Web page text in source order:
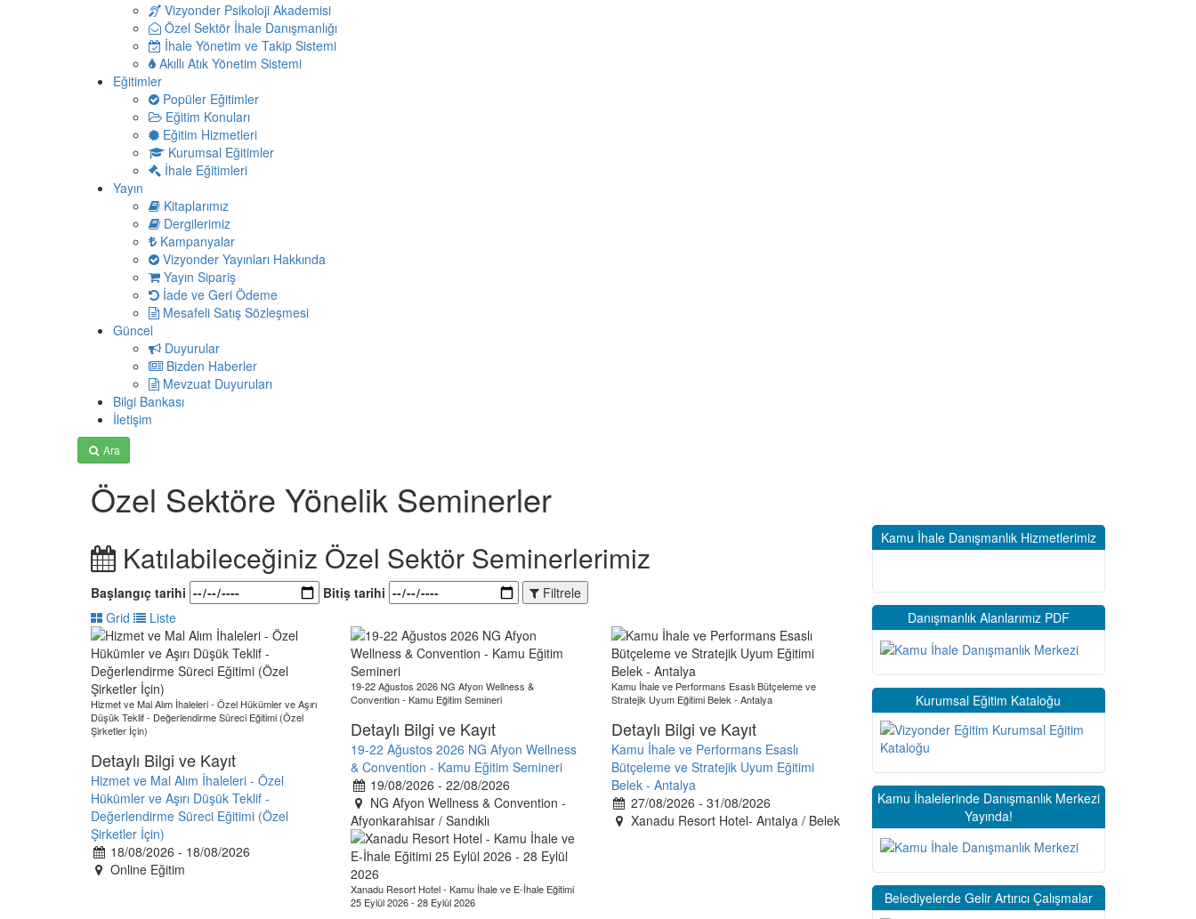
Vizyonder Psikoloji Akademisi
Özel Sektör İhale Danışmanlığı
İhale Yönetim ve Takip Sistemi
Akıllı Atık Yönetim Sistemi
Eğitimler
Popüler Eğitimler
Eğitim Konuları
Eğitim Hizmetleri
Kurumsal Eğitimler
İhale Eğitimleri
Yayın
Kitaplarımız
Dergilerimiz
Kampanyalar
Vizyonder Yayınları Hakkında
Yayın Sipariş
İade ve Geri Ödeme
Mesafeli Satış Sözleşmesi
Güncel
Duyurular
Bizden Haberler
Mevzuat Duyuruları
Bilgi Bankası
İletişim
Ara
Özel Sektöre Yönelik Seminerler
Katılabileceğiniz Özel Sektör Seminerlerimiz
Başlangıç tarihi Bitiş tarihi
Filtrele
Grid
Liste
Hizmet ve Mal Alım İhaleleri - Özel Hükümler ve Aşırı
Düşük Teklif - Değerlendirme Süreci Eğitimi (Özel
Şirketler İçin)
Detaylı Bilgi ve Kayıt
Hizmet ve Mal Alım İhaleleri - Özel
Hükümler ve Aşırı Düşük Teklif -
Değerlendirme Süreci Eğitimi (Özel
Şirketler İçin)
18/08/2026 - 18/08/2026
Online Eğitim
19-22 Ağustos 2026 NG Afyon Wellness &
Convention - Kamu Eğitim Semineri
Detaylı Bilgi ve Kayıt
19-22 Ağustos 2026 NG Afyon Wellness
& Convention - Kamu Eğitim Semineri
19/08/2026 - 22/08/2026
NG Afyon Wellness & Convention -
Afyonkarahisar / Sandıklı
Kamu İhale ve Performans Esaslı Bütçeleme ve
Stratejik Uyum Eğitimi Belek - Antalya
Detaylı Bilgi ve Kayıt
Kamu İhale ve Performans Esaslı
Bütçeleme ve Stratejik Uyum Eğitimi
Belek - Antalya
27/08/2026 - 31/08/2026
Xanadu Resort Hotel- Antalya / Belek
Xanadu Resort Hotel - Kamu İhale ve E-İhale Eğitimi
25 Eylül 2026 - 28 Eylül 2026
Kamu İhale Danışmanlık Hizmetlerimiz
Danışmanlık Alanlarımız PDF
Kurumsal Eğitim Kataloğu
Kamu İhalelerinde Danışmanlık Merkezi
Yayında!
Belediyelerde Gelir Artırıcı Çalışmalar